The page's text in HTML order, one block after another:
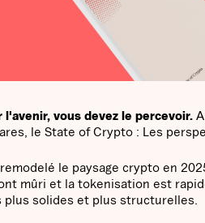
vous devez le percevoir.
le State of Crypto : Les
le paysage crypto en
mûri et la tokenisation est
plus solides et plus structurelles.